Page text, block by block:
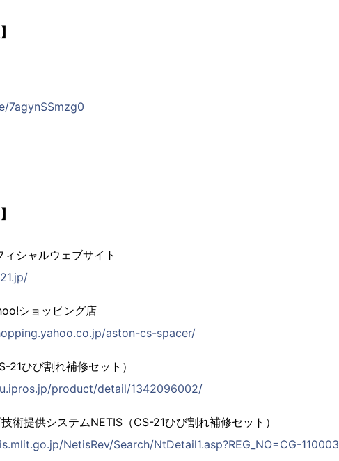
7agynSSmzg0
シャルウェブサイト
ショッピング店
aston-cs-spacer/
21ひび割れ補修セット）
product/detail/1342096002/
術提供システムNETIS（CS-21ひび割れ補修セット）
NetisRev/Search/NtDetail1.asp?REG_NO=CG-110003